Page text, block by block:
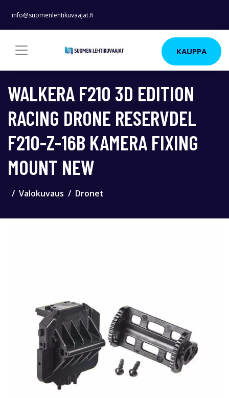
info@suomenlehtikuvaajat.fi
KAUPPA
WALKERA F210 3D EDITION
RACING DRONE RESERVDEL
F210-Z-16B KAMERA FIXING
MOUNT NEW
Valokuvaus Dronet